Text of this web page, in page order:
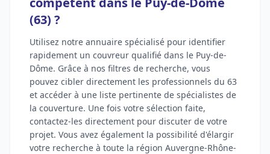
(63) ?
Utilisez notre annuaire spécialisé pour identifier
rapidement un couvreur qualifié dans le Puy-de-
Dôme. Grâce à nos filtres de recherche, vous
pouvez cibler directement les professionnels du 63
et accéder à une liste pertinente de spécialistes de
la couverture. Une fois votre sélection faite,
contactez-les directement pour discuter de votre
projet. Vous avez également la possibilité d'élargir
votre recherche à toute la région Auvergne-Rhône-